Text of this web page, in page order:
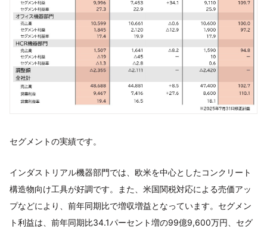
セグメントの実績です。
インダストリアル機器部門では、欧米を中心としたコンクリート
構造物向け工具が好調です。また、米国関税対応による売価アッ
プなどにより、前年同期比で増収増益となっています。セグメン
ト利益は、前年同期比34.1パーセント増の99億9,600万円、セグ